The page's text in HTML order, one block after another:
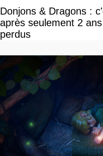
Donjons & Dragons :
après seulement 2
perdus